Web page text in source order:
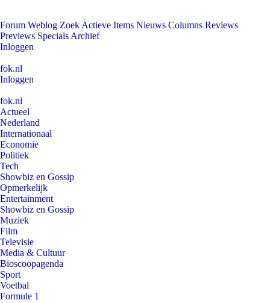
Forum Weblog Zoek Actieve Items Nieuws Columns Reviews
Previews Specials Archief
Inloggen
fok.nl
Inloggen
fok.nl
Actueel
Nederland
Internationaal
Economie
Politiek
Tech
Showbiz en Gossip
Opmerkelijk
Entertainment
Showbiz en Gossip
Muziek
Film
Televisie
Media & Cultuur
Bioscoopagenda
Sport
Voetbal
Formule 1